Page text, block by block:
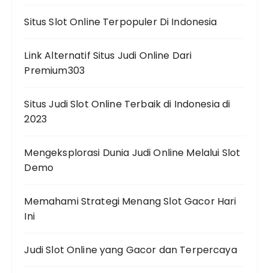
Situs Slot Online Terpopuler Di Indonesia
Link Alternatif Situs Judi Online Dari
Premium303
Situs Judi Slot Online Terbaik di Indonesia di
2023
Mengeksplorasi Dunia Judi Online Melalui Slot
Demo
Memahami Strategi Menang Slot Gacor Hari
Ini
Judi Slot Online yang Gacor dan Terpercaya